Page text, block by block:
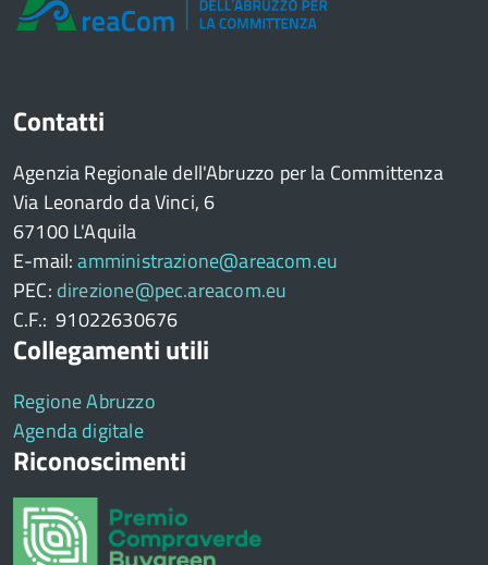
Contatti
Agenzia Regionale dell'Abruzzo per la Committenza
Via Leonardo da Vinci, 6
67100 L'Aquila
E-mail:amministrazione@areacom.eu
PEC: direzione@pec.areacom.eu
C.F.: 91022630676
Collegamenti utili
Regione Abruzzo
Agenda digitale
Riconoscimenti